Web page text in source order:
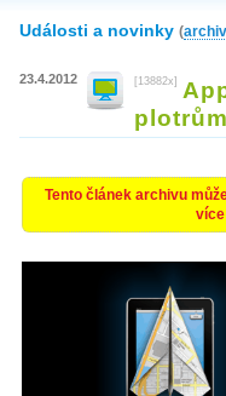
Události a novinky (archiv
23.4.2012 [13882x]
Tento článek archivu